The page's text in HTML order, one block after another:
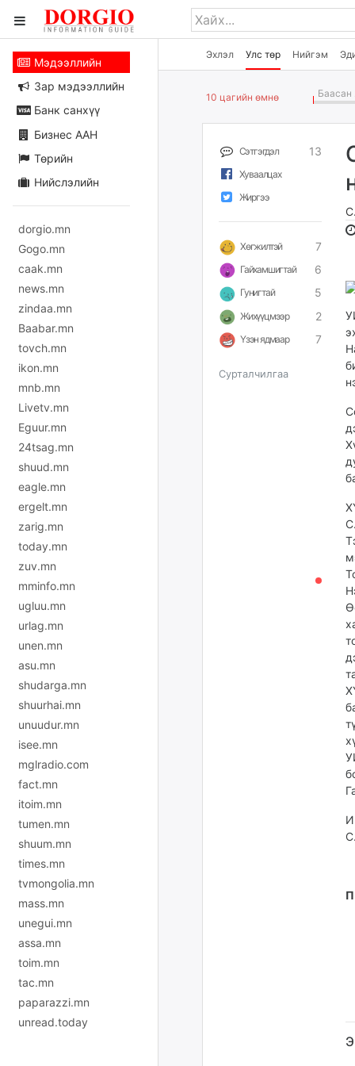
Эхлэл Улс төр Нийгэм
Мэдээллийн
Зар мэдээллийн
Банк санхүү
Бизнес ААН
Төрийн
Нийслэлийн
dorgio.mn
Gogo.mn
caak.mn
news.mn
zindaa.mn
Baabar.mn
tovch.mn
ikon.mn
mnb.mn
Livetv.mn
Eguur.mn
24tsag.mn
shuud.mn
eagle.mn
ergelt.mn
zarig.mn
today.mn
zuv.mn
mminfo.mn
ugluu.mn
urlag.mn
unen.mn
asu.mn
shudarga.mn
shuurhai.mn
unuudur.mn
isee.mn
mglradio.com
fact.mn
itoim.mn
tumen.mn
shuum.mn
times.mn
tvmongolia.mn
mass.mn
unegui.mn
assa.mn
toim.mn
tac.mn
paparazzi.mn
unread.today
10 цагийн өмнө Баасан
Сэтгэгдэл 13
Хуваалцах
Жиргээ
Хөгжилтэй 7
Гайхамшигтай 6
Гунигтай 5
Жихүүцмээр 2
Үзэн ядмаар 7
Сурталчилгаа